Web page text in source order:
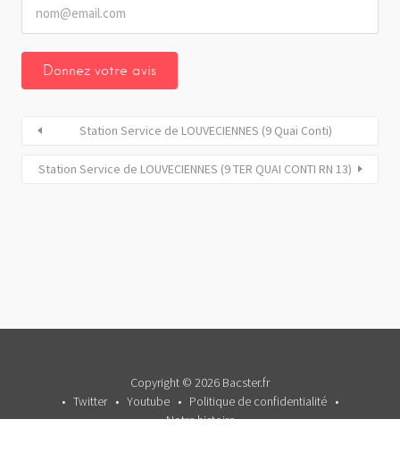
Station Service de LOUVECIENNES (9 Quai Conti)
Station Service de LOUVECIENNES (9 TER QUAI CONTI RN 13)
Copyright © 2026 Bacster.fr
Twitter
Youtube
Politique de confidentialité
Notre histoire